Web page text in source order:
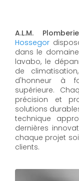
A.L.M. Plomberie
Hossegor
dans le
lavabo, le
de
d'honneur à
supérieure.
précision et
solutions
technique
dernières
chaque projet
clients.